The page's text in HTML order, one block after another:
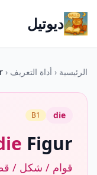
ديوتيل
الرئيسية ‹ أداة التعريف ‹
die
B1
Figur
قوام / شكل /